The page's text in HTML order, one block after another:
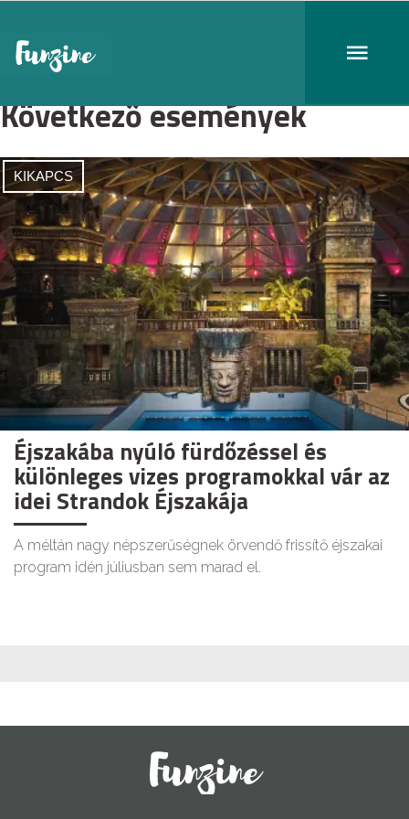
Következő események
KIKAPCS
Éjszakába nyúló fürdőzéssel és
különleges vizes programokkal vár az
idei Strandok Éjszakája
A méltán nagy népszerűségnek örvendő frissítő éjszakai
program idén júliusban sem marad el.